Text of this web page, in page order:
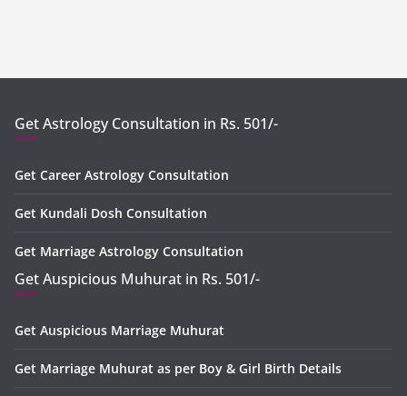
Get Astrology Consultation in Rs. 501/-
Get Career Astrology Consultation
Get Kundali Dosh Consultation
Get Marriage Astrology Consultation
Get Auspicious Muhurat in Rs. 501/-
Get Auspicious Marriage Muhurat
Get Marriage Muhurat as per Boy & Girl Birth Details